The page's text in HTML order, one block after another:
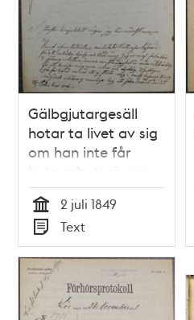
Gälbgjutargesäll
hotar ta livet av sig
om han inte får
byta arbetsgivare –
brev till polisen 1849
Tid
2 juli 1849
Typ
Text